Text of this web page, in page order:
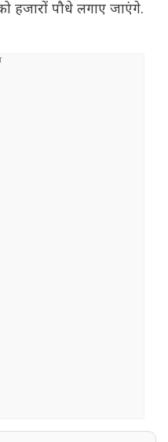
हजारों पौधे लगाए जाएंगे.